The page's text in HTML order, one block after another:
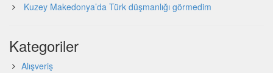
Kuzey Makedonya’da Türk düşmanlığı görmedim
Kategoriler
Alışveriş